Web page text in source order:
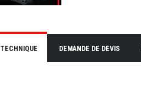
TECHNIQUE DEMANDE DE DEVIS